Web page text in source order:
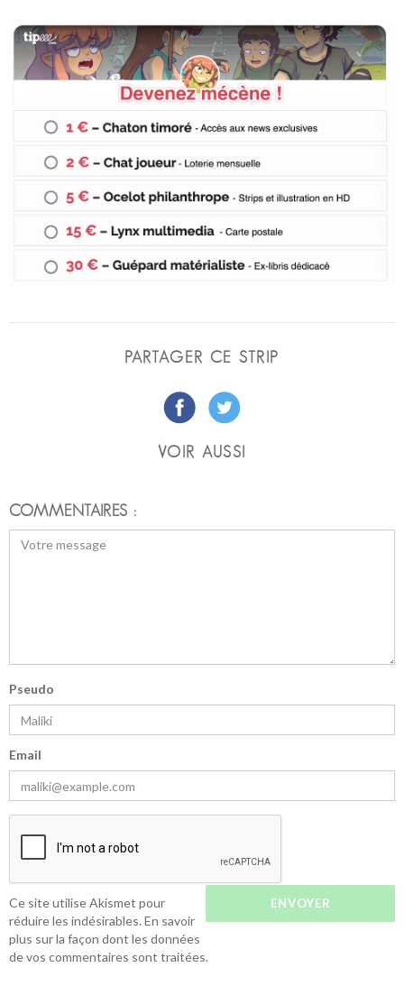
PARTAGER CE STRIP
VOIR AUSSI
COMMENTAIRES :
Pseudo
Email
Ce site utilise Akismet pour
réduire les indésirables.En savoir
plus sur la façon dont les données
de vos commentaires sont traitées.